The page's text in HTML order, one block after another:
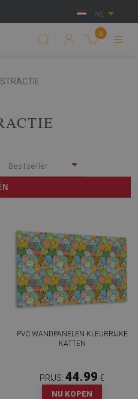
NL
0
Bestseller
PVC WANDPANELEN KLEURRIJKE
KATTEN
PRIJS: 44.99 €
NU KOPEN